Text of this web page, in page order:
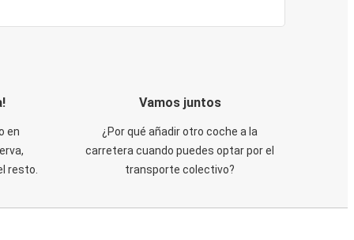
en
resto.
Vamos juntos
¿Por qué añadir otro coche a la
carretera cuando puedes optar por el
transporte colectivo?